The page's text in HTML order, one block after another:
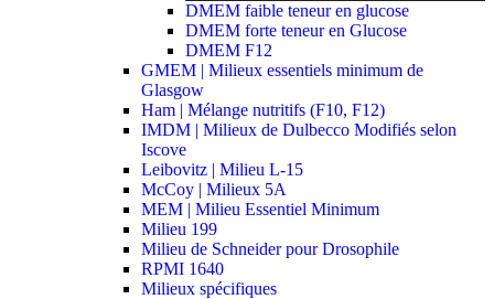
DMEM faible teneur en glucose
DMEM forte teneur en Glucose
DMEM F12
GMEM | Milieux essentiels minimum de
Glasgow
Ham | Mélange nutritifs (F10, F12)
IMDM | Milieux de Dulbecco Modifiés selon
Iscove
Leibovitz | Milieu L-15
McCoy | Milieux 5A
MEM | Milieu Essentiel Minimum
Milieu 199
Milieu de Schneider pour Drosophile
RPMI 1640
Milieux spécifiques